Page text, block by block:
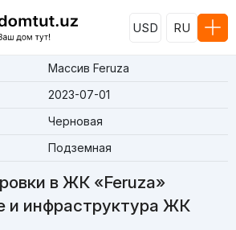
USD RU
Массив Feruza
2023-07-01
Черновая
Подземная
в ЖК «Feruza»
и инфраструктура ЖК